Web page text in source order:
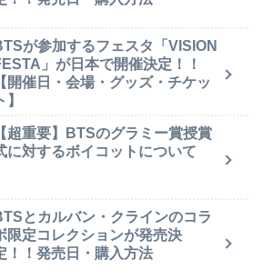
が参加するフェスタ「VISION
」が日本で開催決定！！
【開催日・会場・グッズ・チケッ
ト】
【超重要】BTSのグラミー賞授賞
に対するボイコットについて
とカルバン・クラインのコラ
限定コレクションが発売決
！！発売日・購入方法